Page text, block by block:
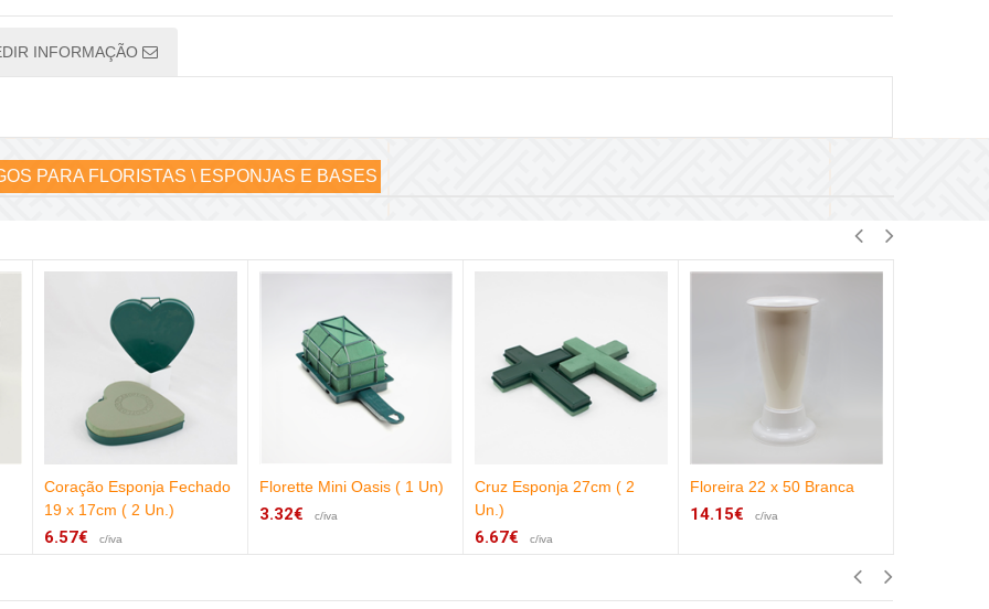
INFORMAÇÃO
PARA FLORISTAS \ ESPONJAS E BASES
Coração Esponja Fechado
19 x 17cm ( 2 Un.)
6.57€ c/iva
Florette Mini Oasis ( 1 Un)
3.32€ c/iva
Cruz Esponja 27cm ( 2
Un.)
6.67€ c/iva
Floreira 22 x 50 Branca
14.15€ c/iva